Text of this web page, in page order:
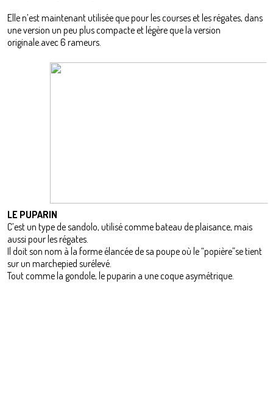
Elle n’est maintenant utilisée que pour les courses et les régates, dans
une version un peu plus compacte et légère que la version
originale.avec 6 rameurs.
LE PUPARIN
C’est un type de sandolo, utilisé comme bateau de plaisance, mais
aussi pour les régates.
Il doit son nom à la forme élancée de sa poupe où le “popière”se tient
sur un marchepied surélevé.
Tout comme la gondole, le puparin a une coque asymétrique.